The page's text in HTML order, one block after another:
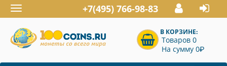
Toggle
navigation
+7(495) 766-98-83
В КОРЗИНЕ:
Товаров 0
На сумму 0P